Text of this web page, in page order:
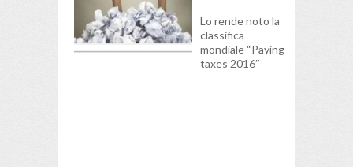
Lo rende noto la
classifica
mondiale “Paying
taxes 2016″